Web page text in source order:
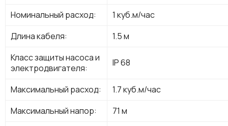
Номинальный расход:
1 куб.м/час
Длина кабеля:
1.5 м
Класс защиты насоса и
электродвигателя:
IP 68
Максимальный расход:
1.7 куб.м/час
Максимальный напор:
71 м